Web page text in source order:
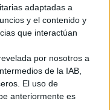
adaptadas a
y el contenido y
que interactúan
por nosotros a
de la IAB,
El uso de
anteriormente es
En lo que se
este nuevo
demandas del actual